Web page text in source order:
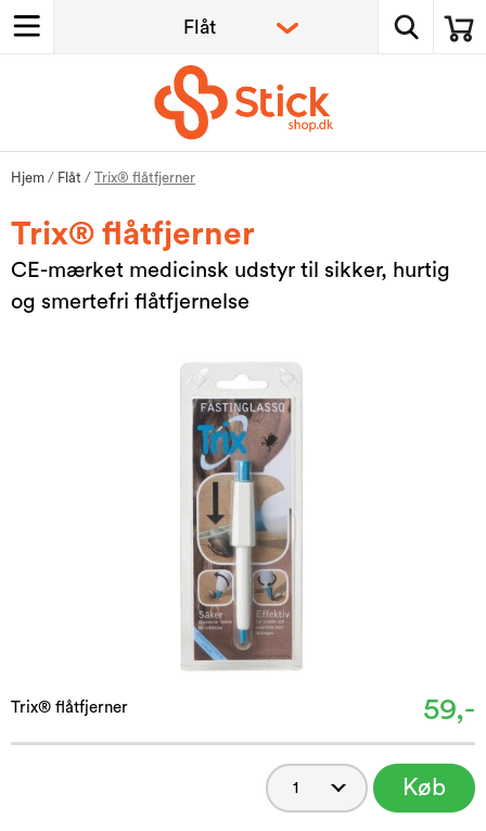
Hjem / Flåt / Trix® flåtfjerner
Trix® flåtfjerner
CE-mærket medicinsk udstyr til sikker, hurtig
og smertefri flåtfjernelse
Trix® flåtfjerner 59,-
Køb